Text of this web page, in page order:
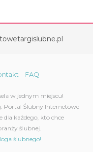
FAQ
w jednym miejscu!
Portal Ślubny Internetowe
dla każdego, kto chce
ślubnej.
ślubnego!